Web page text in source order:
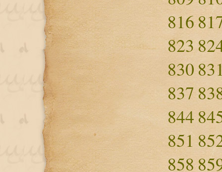
816
823
830
837
844
851
858